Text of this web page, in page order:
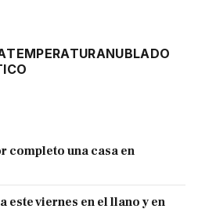
TEMPERATURANUBLADO
completo una casa en
este viernes en el llano y en